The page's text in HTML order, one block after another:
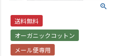
送料無料
オーガニックコットン
メール便専用